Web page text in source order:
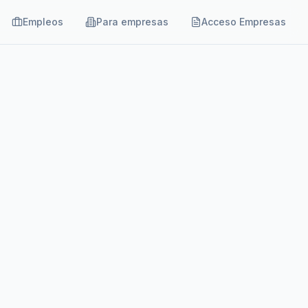
Empleos Para empresas Acceso Empresas